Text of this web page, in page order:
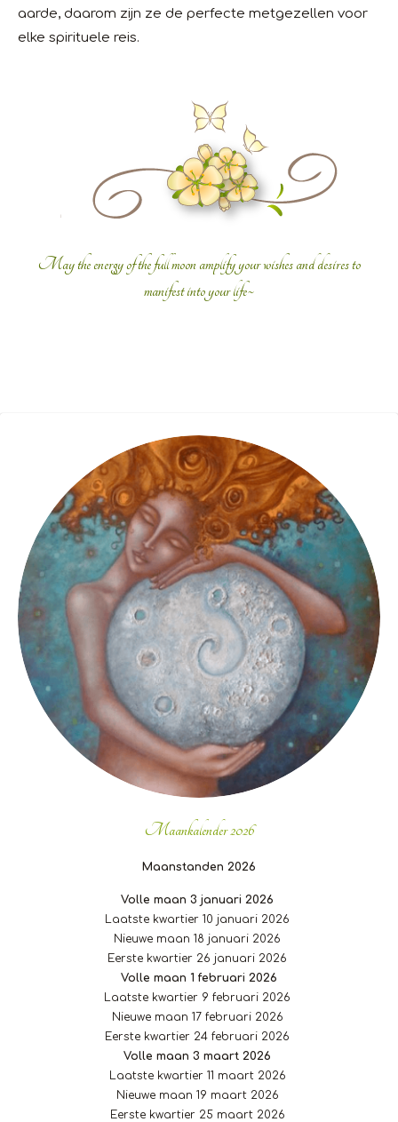
aarde, daarom zijn ze de perfecte metgezellen voor
elke spirituele reis.
May the energy of the full moon amplify your wishes and desires to
manifest into your life~
Maankalender2026
Maanstanden 2026
Volle maan 3 januari 2026
Laatste kwartier 10 januari 2026
Nieuwe maan 18 januari 2026
Eerste kwartier 26 januari 2026
Volle maan 1 februari 2026
Laatste kwartier 9 februari 2026
Nieuwe maan 17 februari 2026
Eerste kwartier 24 februari 2026
Volle maan 3 maart 2026
Laatste kwartier 11 maart 2026
Nieuwe maan 19 maart 2026
Eerste kwartier 25 maart 2026